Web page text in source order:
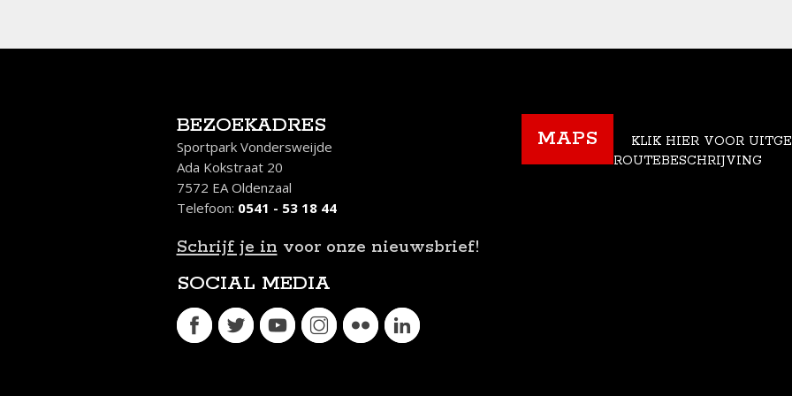
BEZOEKADRES
Sportpark Vondersweijde
Ada Kokstraat 20
7572 EA Oldenzaal
Telefoon: 0541 - 53 18 44
Schrijf je in voor onze nieuwsbrief!
SOCIAL MEDIA
MAPS
KLIK HIER VOOR
ROUTEBESCHRIJVING